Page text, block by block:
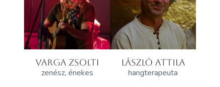
VARGA ZSOLTI
zenész, énekes
LÁSZLÓ ATTILA
hangterapeuta